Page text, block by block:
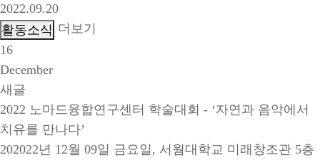
2022.09.20
더보기
16
December
새글
2022 노마드융합연구센터 학술대회 - ‘자연과 음악에서
치유를 만나다’
202022년 12월 09일 금요일, 서웜대학교 미래창조관 5층